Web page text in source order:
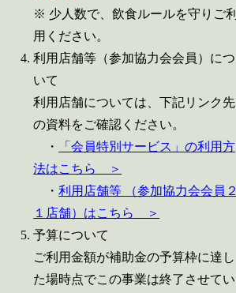
※ 少人数で、飲食ルールを守りご利
用ください。
利用店舗等（参加協力会会員）につ
いて
利用店舗については、下記リンク先
の資料をご確認ください。
・
「会員特別サービス」の利用方
法はこちら ＞
・利用店舗等 （参加協力会会員２
１店舗）はこちら ＞
予算について
ご利用金額が補助金の予算枠に達し
た場時点でこの事業は終了させてい